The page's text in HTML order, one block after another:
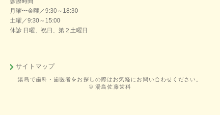
月曜〜金曜／9:30～18:30
土曜／9:30～15:00
休診 日曜、祝日、第２土曜日
サイトマップ
湯島で歯科・歯医者をお探しの際はお気軽にお問い合わせください。
© 湯島佐藤歯科